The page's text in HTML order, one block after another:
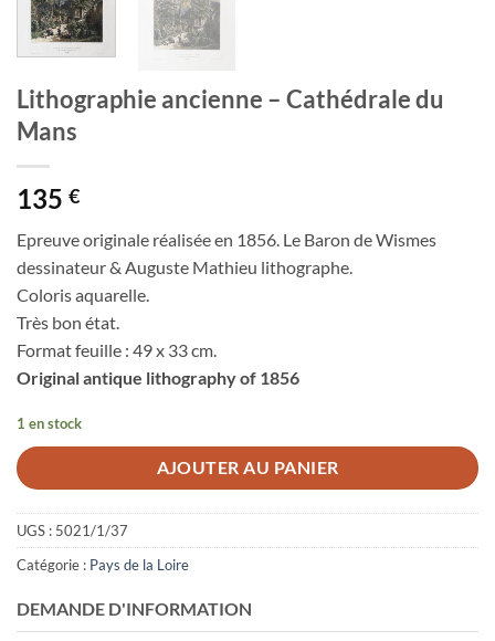
Lithographie ancienne – Cathédrale du
Mans
135 €
Epreuve originale réalisée en 1856. Le Baron de Wismes
dessinateur & Auguste Mathieu lithographe.
Coloris aquarelle.
Très bon état.
Format feuille : 49 x 33 cm.
Original antique lithography of 1856
1 en stock
AJOUTER AU PANIER
UGS : 5021/1/37
Catégorie : Pays de la Loire
DEMANDE D'INFORMATION